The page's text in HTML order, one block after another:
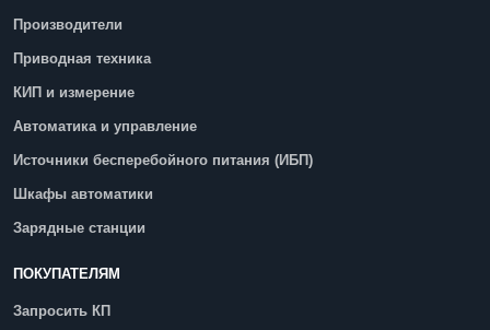
Производители
Приводная техника
КИП и измерение
Автоматика и управление
Источники бесперебойного питания (ИБП)
Шкафы автоматики
Зарядные станции
ПОКУПАТЕЛЯМ
Запросить КП